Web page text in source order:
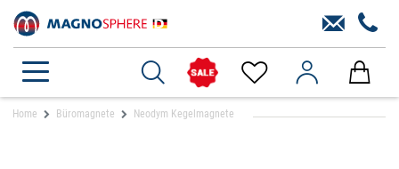
Home Büromagnete Neodym Kegelmagnete